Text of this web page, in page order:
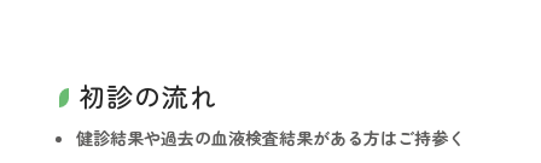
初診の流れ
健診結果や過去の血液検査結果がある方はご持参く